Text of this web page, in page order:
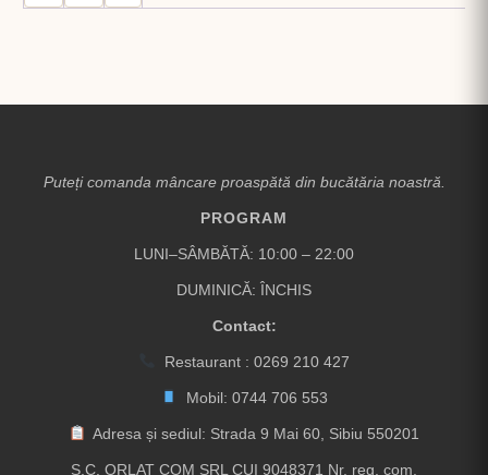
Puteți comanda mâncare proaspătă din bucătăria noastră.
PROGRAM
LUNI–SÂMBĂTĂ: 10:00 – 22:00
DUMINICĂ: ÎNCHIS
Contact:
Restaurant : 0269 210 427
Mobil: 0744 706 553
Adresa și sediul: Strada 9 Mai 60, Sibiu 550201
S.C. ORLAT COM SRL CUI 9048371 Nr. reg. com.